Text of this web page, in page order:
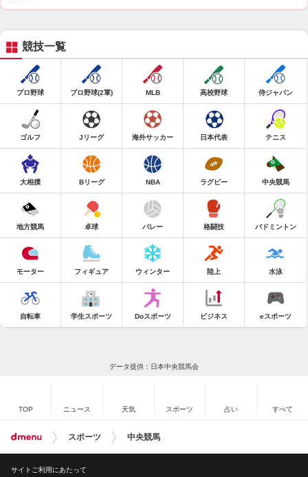
競技一覧
プロ野球 プロ野球(2軍) MLB 高校野球 侍ジャパン
ゴルフ Jリーグ 海外サッカー 日本代表 テニス
大相撲 Bリーグ NBA ラグビー 中央競馬
地方競馬 卓球 バレー 格闘技 バドミントン
モーター フィギュア ウィンター 陸上 水泳
自転車 学生スポーツ Doスポーツ ビジネス eスポーツ
データ提供：日本中央競馬会
TOP ニュース 天気 スポーツ 占い すべて
スポーツ 中央競馬
サイトご利用にあたって